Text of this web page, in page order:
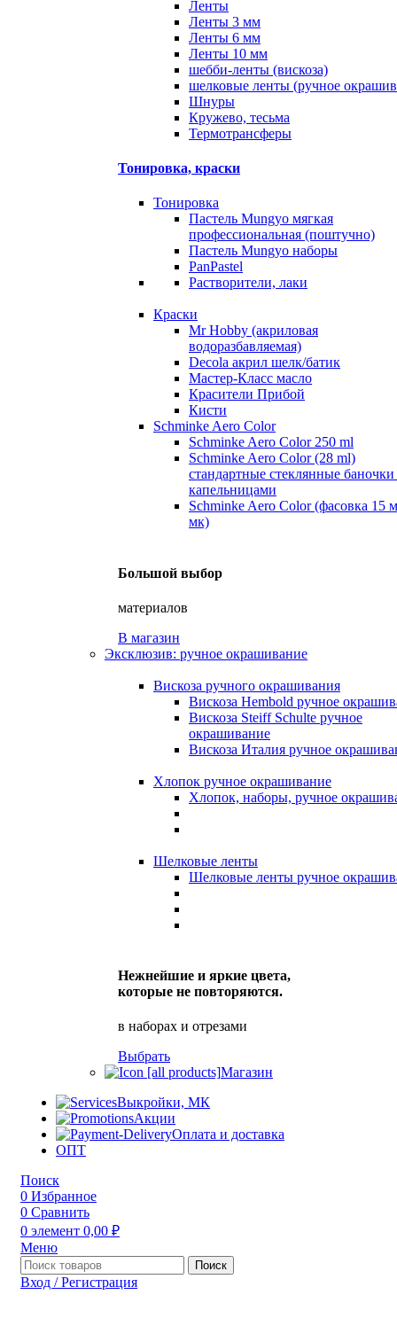
Ленты
Ленты 3 мм
Ленты 6 мм
Ленты 10 мм
шебби-ленты (вискоза)
шелковые ленты (ручное
Шнуры
Кружево, тесьма
Термотрансферы
Тонировка, краски
Тонировка
Пастель Mungyo мягкая
профессиональная (поштучно)
Пастель Mungyo наборы
PanPastel
Растворители, лаки
Краски
Mr Hobby (акриловая
водоразбавляемая)
Decola акрил шелк/батик
Мастер-Класс масло
Красители Прибой
Кисти
Schminke Aero Color
Schminke Aero Color 250 ml
Schminke Aero Color (28 ml)
стандартные стеклянные баночки
капельницами
Schminke Aero Color (фасовка 15
мк)
Большой выбор
материалов
В магазин
Эксклюзив: ручное окрашивание
Вискоза ручного окрашивания
Вискоза Hembold ручное
Вискоза Steiff Schulte ручное
окрашивание
Вискоза Италия ручное
Хлопок ручное окрашивание
Хлопок, наборы, ручное
Шелковые ленты
Шелковые ленты ручное
Нежнейшие и яркие цвета,
которые не повторяются.
в наборах и отрезами
Выбрать
Магазин
Выкройки, МК
Акции
Оплата и доставка
ОПТ
Поиск
0 Избранное
0 Сравнить
0 элемент 0,00 ₽
Меню
Поиск
Вход / Регистрация